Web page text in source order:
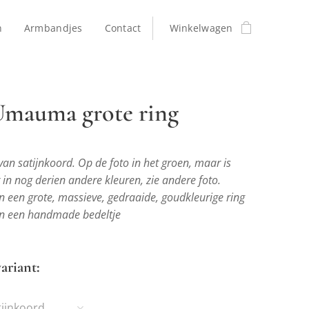
Armbandjes Contact Winkelwagen
grote ring
satijnkoord. Op de foto in het groen, maar is
nog derien andere kleuren, zie andere foto.
een grote, massieve, gedraaide, goudkleurige ring
een handmade bedeltje